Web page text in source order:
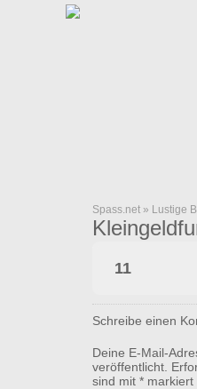
Spass.net » Lustige
11
Schreibe einen
Deine E-Mail-
veröffentlicht.
sind mit * markiert